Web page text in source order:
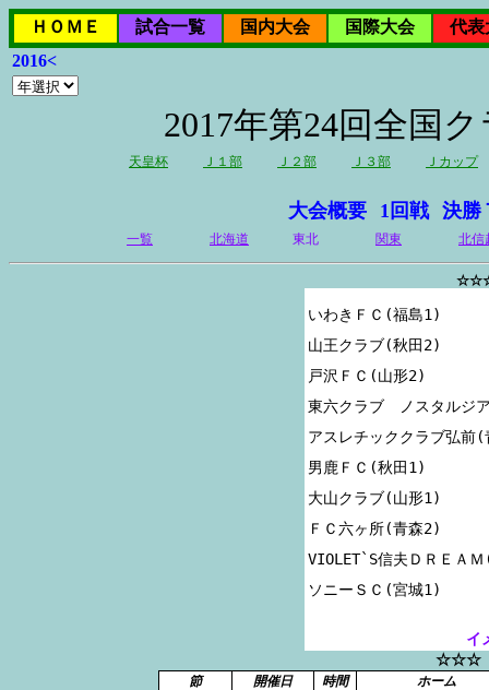
ＨＯＭＥ 試合一覧 国内大会 国際大会
代表
2016<
2017年第24回全国
天皇杯 Ｊ１部 Ｊ２部 Ｊ３部 Ｊカップ
大会概要 1回戦 決勝
一覧 北海道 東北 関東 北信
いわきＦＣ(福島1)
山王クラブ(秋田2)
戸沢ＦＣ(山形2)
東六クラブ　ノスタルジ
アスレチッククラブ弘前
男鹿ＦＣ(秋田1)
大山クラブ(山形1)
ＦＣ六ヶ所(青森2)
VIOLET`S信夫ＤＲＥＡ
イ
☆☆☆
節 開催日 時間 ホーム